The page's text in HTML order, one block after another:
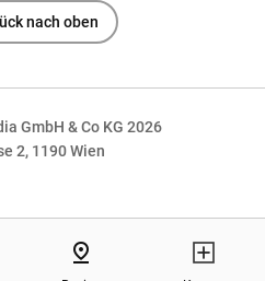
nach oben
GmbH & Co KG 2026
2, 1190 Wien
pin_drop